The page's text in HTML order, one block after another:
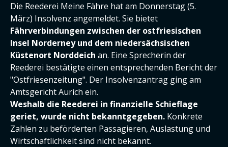
Die Reederei Meine Fähre hat am Donnerstag (5.
März) Insolvenz angemeldet. Sie bietet
Fährverbindungen zwischen der ostfriesischen
Insel Norderney und dem niedersächsischen
Küstenort Norddeich an. Eine Sprecherin der
Reederei bestätigte einen entsprechenden Bericht der
"Ostfriesenzeitung". Der Insolvenzantrag ging am
Amtsgericht Aurich ein.
Weshalb die Reederei in finanzielle Schieflage
geriet, wurde nicht bekanntgegeben. Konkrete
Zahlen zu beförderten Passagieren, Auslastung und
Wirtschaftlichkeit sind nicht bekannt.